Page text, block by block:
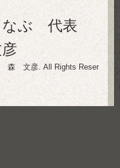
なぶ 代表
森 文彦. All Rights Reser